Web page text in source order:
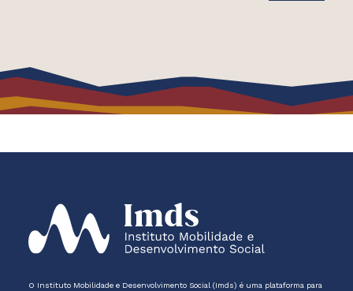
O Instituto Mobilidade e Desenvolvimento Social (Imds) é uma plataforma para